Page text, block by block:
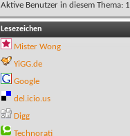
Aktive Benutzer in diesem Thema: 1
Lesezeichen
Mister Wong
YiGG.de
Google
del.icio.us
Digg
Technorati